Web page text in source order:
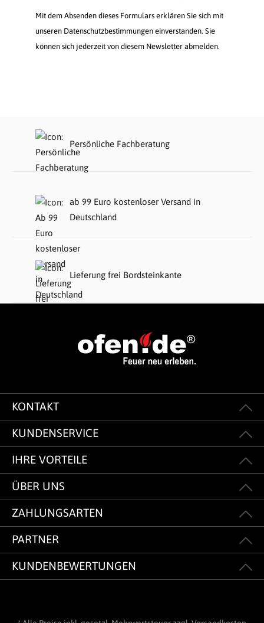
Mit dem Absenden dieses Formulars erklären Sie sich mit
unseren Datenschutzbestimmungen einverstanden. Sie
können sich jederzeit von diesem Newsletter abmelden.
Persönliche Fachberatung
ab 99 Euro kostenloser Versand in
Deutschland
Lieferung frei Bordsteinkante
KONTAKT
KUNDENSERVICE
IHRE VORTEILE
ÜBER UNS
ZAHLUNGSARTEN
PARTNER
KUNDENBEWERTUNGEN